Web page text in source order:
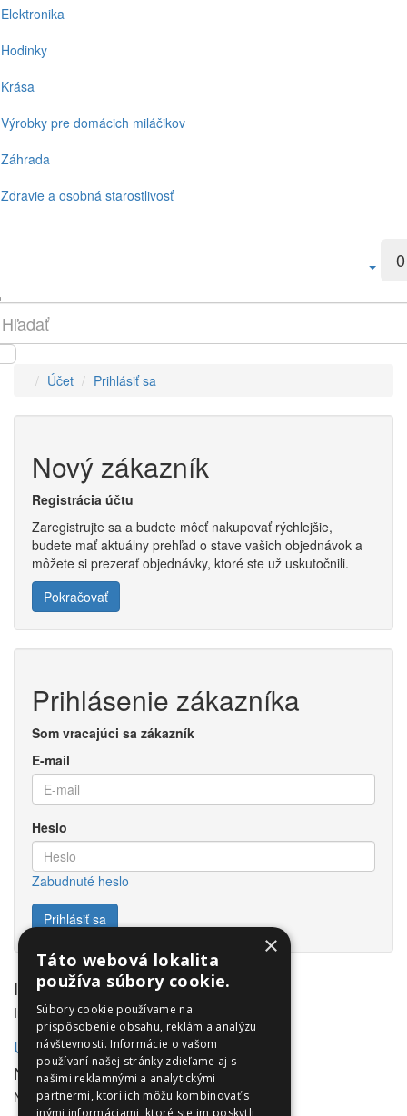
Elektronika
Hodinky
Krása
Výrobky pre domácich miláčikov
Záhrada
Zdravie a osobná starostlivosť
0
Účet Prihlásiť sa
Nový zákazník
Registrácia účtu
Zaregistrujte sa a budete môcť nakupovať rýchlejšie,
budete mať aktuálny prehľad o stave vašich objednávok a
môžete si prezerať objednávky, ktoré ste už uskutočnili.
Pokračovať
Prihlásenie zákazníka
Som vracajúci sa zákazník
E-mail
Heslo
Zabudnuté heslo
Informácie
Informácie
Utleurope.com
NewsLetter
NewsLetter
×
Táto webová lokalita
používa súbory cookie.
Súbory cookie používame na
prispôsobenie obsahu, reklám a analýzu
návštevnosti. Informácie o vašom
používaní našej stránky zdieľame aj s
našimi reklamnými a analytickými
partnermi, ktorí ich môžu kombinovať s
inými informáciami, ktoré ste im poskytli